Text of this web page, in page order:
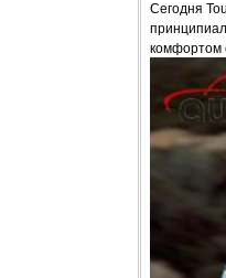
Сегодня
комфортом